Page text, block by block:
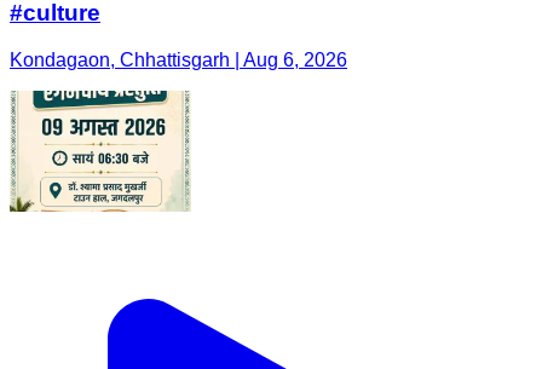
#culture
Kondagaon, Chhattisgarh | Aug 6, 2026